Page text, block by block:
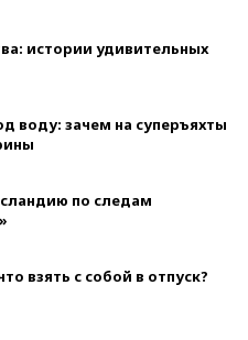
истории удивительных
воду: зачем на суперъяхты
по следам
взять с собой в отпуск?